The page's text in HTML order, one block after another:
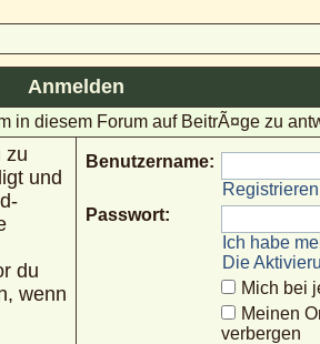
Anmelden
in diesem Forum auf BeitrÃ¤ge zu
zu
und
du
wenn
Benutzername:
Registrieren
Passwort:
Ich habe
Die
Mich bei
Meinen
verbergen